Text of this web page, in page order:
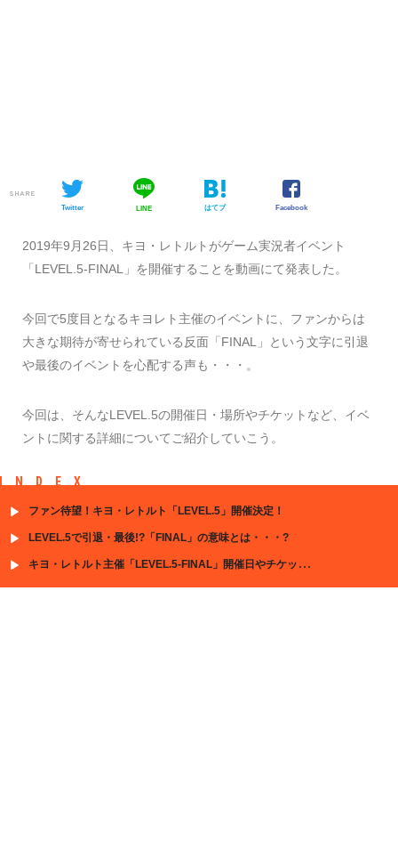
SHARE
Twitter LINE はてブ Facebook
2019年9月26日、キヨ・レトルトがゲーム実況者イベント
「LEVEL.5-FINAL」を開催することを動画にて発表した。
今回で5度目となるキヨレト主催のイベントに、ファンからは
大きな期待が寄せられている反面「FINAL」という文字に引退
や最後のイベントを心配する声も・・・。
今回は、そんなLEVEL.5の開催日・場所やチケットなど、イベ
ントに関する詳細についてご紹介していこう。
INDEX
ファン待望！キヨ・レトルト「LEVEL.5」開催決定！
LEVEL.5で引退・最後!?「FINAL」の意味とは・・・?
キヨ・レトルト主催「LEVEL.5-FINAL」開催日やチケット詳細など